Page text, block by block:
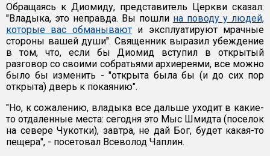
Обращаясь к Диомиду, представитель Церкви сказал:
"Владыка, это неправда. Вы пошли на поводу у людей,
которые вас обманываюти эксплуатируют мрачные
стороны вашей души". Священник выразил убеждение
в том, что, если бы Диомид вступил в открытый
разговор со своими собратьями архиереями, все можно
было бы изменить - "открыта была бы (и до сих пор
открыта) дверь к покаянию".
"Но, к сожалению, владыка все дальше уходит в какие-
то отдаленные места: сегодня это Мыс Шмидта (поселок
на севере Чукотки), завтра, не дай Бог, будет какая-то
пещера", - посетовал Всеволод Чаплин.